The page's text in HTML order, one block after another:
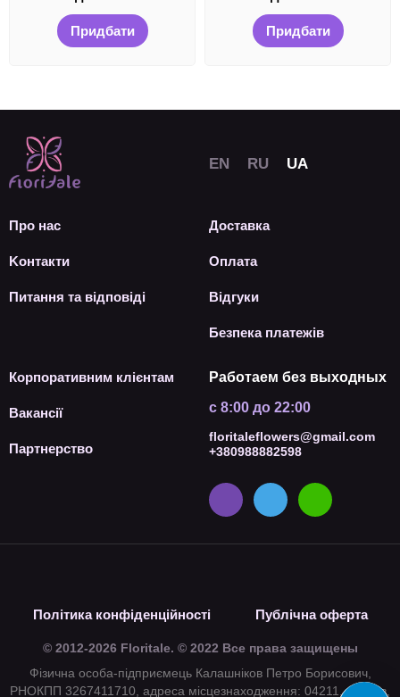
Придбати Придбати
Про нас
Kонтакти
Питання та відповіді
Доставка
Оплата
Відгуки
Безпека платежів
Корпоративним клієнтам
Вакансії
Партнерство
Работаем без выходных
с 8:00 до 22:00
floritaleflowers@gmail.com
+380988882598
Політика конфіденційності Публічна оферта
© 2012-2026 Floritale. © 2022 Все права защищены
Фізична особа-підприємець Калашніков Петро Борисович,
РНОКПП 3267411710, адреса місцезнаходження: 04211, м. Київ,